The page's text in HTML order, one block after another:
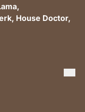
House Doctor,